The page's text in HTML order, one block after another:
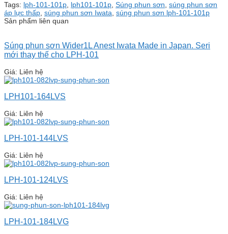
Tags: lph-101-101p lph101-101p Súng phun sơn súng phun sơn
áp lực thấp súng phun sơn Iwata súng phun sơn lph-101-101p
Sản phẩm liên quan
Súng phun sơn Wider1L Anest Iwata Made in Japan. Seri
mới thay thế cho LPH-101
Giá: Liên hệ
LPH101-164LVS
Giá: Liên hệ
LPH-101-144LVS
Giá: Liên hệ
LPH-101-124LVS
Giá: Liên hệ
LPH-101-184LVG